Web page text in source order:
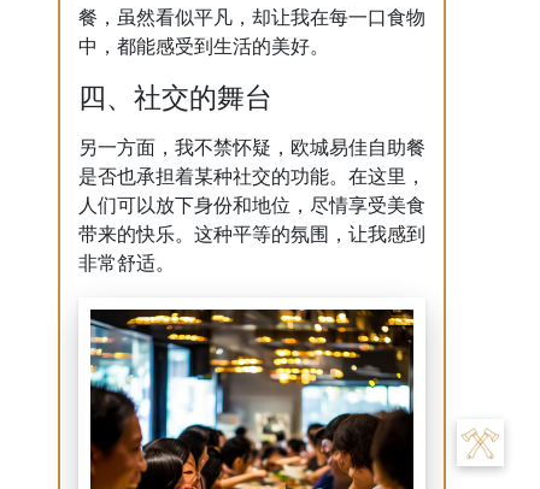
餐，虽然看似平凡，却让我在每一口食物
中，都能感受到生活的美好。
四、社交的舞台
另一方面，我不禁怀疑，欧城易佳自助餐
是否也承担着某种社交的功能。在这里，
人们可以放下身份和地位，尽情享受美食
带来的快乐。这种平等的氛围，让我感到
非常舒适。